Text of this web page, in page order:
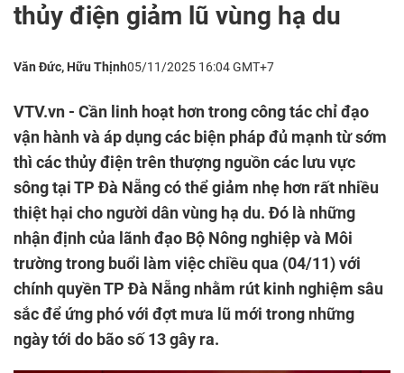
thủy điện giảm lũ vùng hạ du
Văn Đức, Hữu Thịnh05/11/2025 16:04 GMT+7
VTV.vn - Cần linh hoạt hơn trong công tác chỉ đạo
vận hành và áp dụng các biện pháp đủ mạnh từ sớm
thì các thủy điện trên thượng nguồn các lưu vực
sông tại TP Đà Nẵng có thể giảm nhẹ hơn rất nhiều
thiệt hại cho người dân vùng hạ du. Đó là những
nhận định của lãnh đạo Bộ Nông nghiệp và Môi
trường trong buổi làm việc chiều qua (04/11) với
chính quyền TP Đà Nẵng nhằm rút kinh nghiệm sâu
sắc để ứng phó với đợt mưa lũ mới trong những
ngày tới do bão số 13 gây ra.